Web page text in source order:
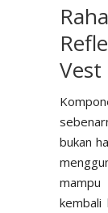
Vest
bukan